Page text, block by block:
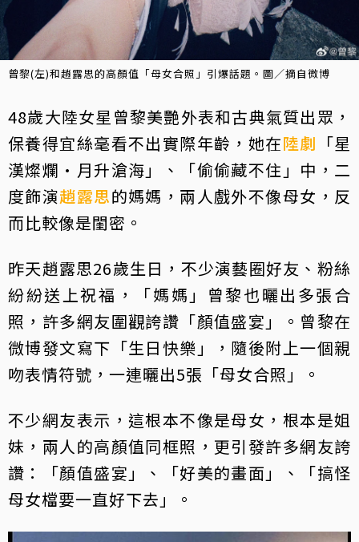
曾黎(左)和趙露思的高顏值「母女合照」引爆話題。圖／摘自微博
48歲大陸女星曾黎美艷外表和古典氣質出眾，
保養得宜絲毫看不出實際年齡，她在陸劇 「星
漢燦爛·月升滄海」、「偷偷藏不住」中，二
度飾演趙露思的媽媽，兩人戲外不像母女，反
而比較像是閨密。
昨天趙露思26歲生日，不少演藝圈好友、粉絲
紛紛送上祝福，「媽媽」曾黎也曬出多張合
照，許多網友圍觀誇讚「顏值盛宴」。曾黎在
微博發文寫下「生日快樂」，隨後附上一個親
吻表情符號，一連曬出5張「母女合照」。
不少網友表示，這根本不像是母女，根本是姐
妹，兩人的高顏值同框照，更引發許多網友誇
讚：「顏值盛宴」、「好美的畫面」、「搞怪
母女檔要一直好下去」。